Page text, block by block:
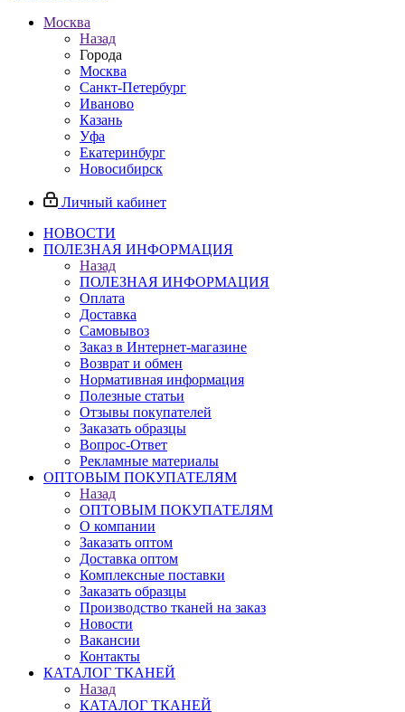
Москва
Назад
Города
Москва
Санкт-Петербург
Иваново
Казань
Уфа
Екатеринбург
Новосибирск
Личный кабинет
НОВОСТИ
ПОЛЕЗНАЯ ИНФОРМАЦИЯ
Назад
ПОЛЕЗНАЯ ИНФОРМАЦИЯ
Оплата
Доставка
Самовывоз
Заказ в Интернет-магазине
Возврат и обмен
Нормативная информация
Полезные статьи
Отзывы покупателей
Заказать образцы
Вопрос-Ответ
Рекламные материалы
ОПТОВЫМ ПОКУПАТЕЛЯМ
Назад
ОПТОВЫМ ПОКУПАТЕЛЯМ
О компании
Заказать оптом
Доставка оптом
Комплексные поставки
Заказать образцы
Производство тканей на заказ
Новости
Вакансии
Контакты
КАТАЛОГ ТКАНЕЙ
Назад
КАТАЛОГ ТКАНЕЙ